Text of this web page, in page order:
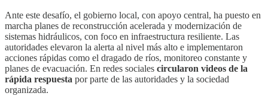
Ante este desafío, el gobierno local, con apoyo central, ha puesto en
marcha planes de reconstrucción acelerada y modernización de
sistemas hidráulicos, con foco en infraestructura resiliente. Las
autoridades elevaron la alerta al nivel más alto e implementaron
acciones rápidas como el dragado de ríos, monitoreo constante y
planes de evacuación. En redes sociales circularon videos de la
rápida respuesta por parte de las autoridades y la sociedad
organizada.